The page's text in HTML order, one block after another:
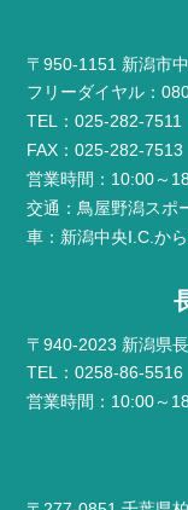
〒950-1151 新潟市
フリーダイヤル：
TEL：025-282-7511
FAX：025-282-7513
営業時間：10:00～
交通：鳥屋野潟スポ
車：新潟中央I.C.か
〒940-2023 新潟県
TEL：0258-86-5516
営業時間：10:00～